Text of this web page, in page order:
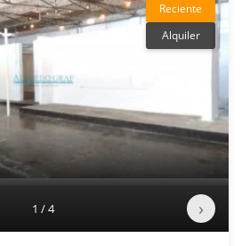
Reciente
Alquiler
1 / 4 ›